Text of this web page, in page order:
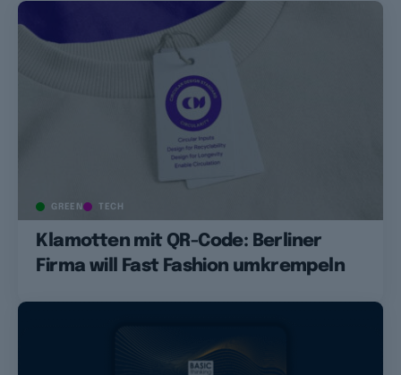
GREEN TECH
Klamotten mit QR-Code: Berliner
Firma will Fast Fashion umkrempeln